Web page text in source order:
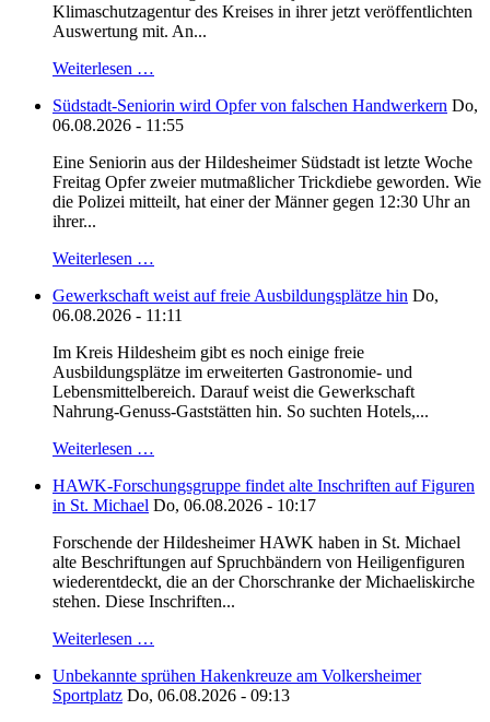
Klimaschutzagentur des Kreises in ihrer jetzt veröffentlichten
Auswertung mit. An...
Weiterlesen …
Südstadt-Seniorin wird Opfer von falschen Handwerkern Do,
06.08.2026 - 11:55
Eine Seniorin aus der Hildesheimer Südstadt ist letzte Woche
Freitag Opfer zweier mutmaßlicher Trickdiebe geworden. Wie
die Polizei mitteilt, hat einer der Männer gegen 12:30 Uhr an
ihrer...
Weiterlesen …
Gewerkschaft weist auf freie Ausbildungsplätze hin Do,
06.08.2026 - 11:11
Im Kreis Hildesheim gibt es noch einige freie
Ausbildungsplätze im erweiterten Gastronomie- und
Lebensmittelbereich. Darauf weist die Gewerkschaft
Nahrung-Genuss-Gaststätten hin. So suchten Hotels,...
Weiterlesen …
HAWK-Forschungsgruppe findet alte Inschriften auf Figuren
in St. Michael Do, 06.08.2026 - 10:17
Forschende der Hildesheimer HAWK haben in St. Michael
alte Beschriftungen auf Spruchbändern von Heiligenfiguren
wiederentdeckt, die an der Chorschranke der Michaeliskirche
stehen. Diese Inschriften...
Weiterlesen …
Unbekannte sprühen Hakenkreuze am Volkersheimer
Sportplatz Do, 06.08.2026 - 09:13